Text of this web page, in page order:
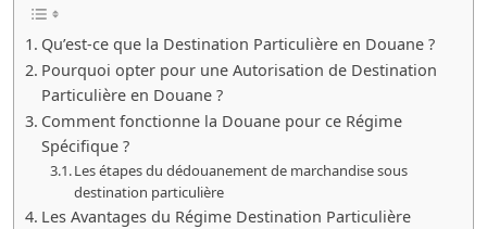
Qu’est-ce que la Destination Particulière en Douane ?
Pourquoi opter pour une Autorisation de Destination
Particulière en Douane ?
Comment fonctionne la Douane pour ce Régime
Spécifique ?
Les étapes du dédouanement de marchandise sous
destination particulière
Les Avantages du Régime Destination Particulière